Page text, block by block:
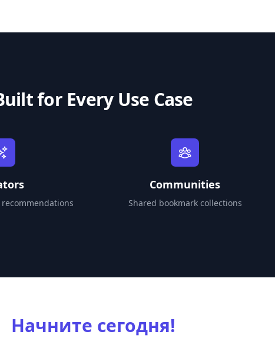
for Every Use Case
Communities
Shared bookmark collections
Начните сегодня!